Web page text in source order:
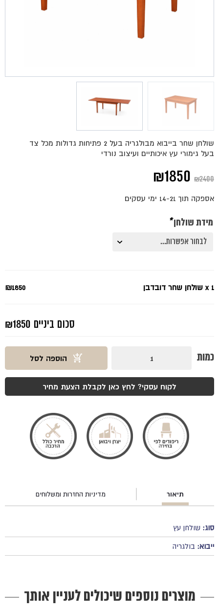
שולחן שחר בייבוא מבולגריה בעל 2 פתיחות גדולות מכל צד
בעל גימורי עץ איכותיים ועיצוב נורדי
₪2400
המחיר
המקורי
₪2400.
₪1850
הנוכחי
אספקה תוך 14-21 ימי עסקים
מידת שולחן*
x 1שולחן שחר דובדבן ₪1850
סכום ביניים ₪1850
כמות
שחר
דובדבן
הוספה לסל
לקוח עסקי? לחץ כאן לקבלת הצעת מחיר
תיאור מדיניות החזרות ומשלוחים
סוג: שולחן עץ
ייבוא: בולגריה
מוצרים נוספים שיכולים לעניין אותך